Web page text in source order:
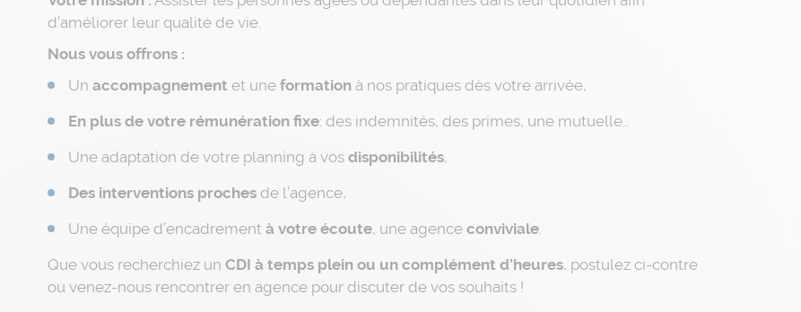
d’améliorer leur qualité de vie.
Nous vous offrons :
Un accompagnement et une formationà nos pratiques dès votre arrivée,
En plus de votre rémunération fixe: des indemnités, des primes, une mutuelle…
Une adaptation de votre planning à vos disponibilités,
Des interventions prochesde l’agence,
Une équipe d’encadrement à votre écoute, une agence conviviale.
Que vous recherchiez un CDI à temps plein ou un complément d’heures, postulez ci-contre
ou venez-nous rencontrer en agence pour discuter de vos souhaits !